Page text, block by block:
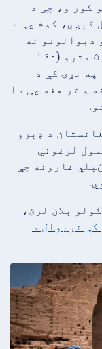
کور و، چې د
کېږي، کوم چې د
دېوالونو ته
کښکول شوي و. دا لوی مجسمې، چې له ۵۰ مترو (۱۶۰
نړۍ کې د
و تر هغه چې دا
د ډېرو
لرغوني
غارونه چې
پلان لرئ،
کې نړیوال د